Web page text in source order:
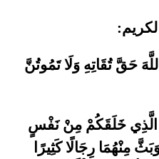
حَقَّ تُقَاتِهِ وَلَا تَمُوتُنَّ
الَّذِي خَلَقَكُمْ مِنْ نَفْسٍ
مِنْهُمَا رِجَالًا كَثِيرًا